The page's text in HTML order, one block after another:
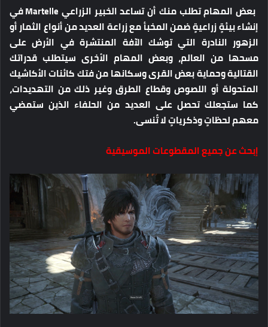
بعض المهام تطلب منك أن تساعد الخبير الزراعي Martelle في
إنشاء بيئةٍ زراعيةٍ ضمن المخبأ مع زراعة العديد من أنواع الثمار أو
الزهور النادرة التي توشك الآفة المنتشرة في الأرض على
مسحها من العالم، وبعض المهام الأخرى سيتطلب قدراتك
القتالية وحماية بعض القرى وسكانها من فتك كائنات الأكاشيك
المتحولة أو اللصوص وقطاع الطرق وغير ذلك من التهديدات،
كما ستجعلك تحصل على العديد من الحلفاء الذين ستمضي
معهم لحظاتٍ وذكرياتٍ لا تُنسى.
إبحث عن جميع المقطوعات الموسيقية